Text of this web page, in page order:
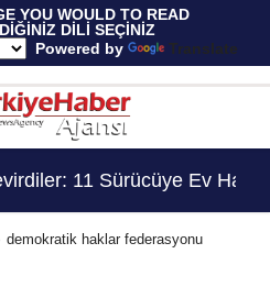
YOU WOULD TO READ
DİLİ SEÇİNİZ
Powered by
Translate
Getirilen 70 Yaş
demokratik haklar federasyonu